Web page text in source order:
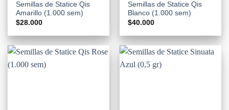
Semillas de Statice Qis
Amarillo (1.000 sem)
$28.000
Semillas de Statice Qis
Blanco (1.000 sem)
$40.000